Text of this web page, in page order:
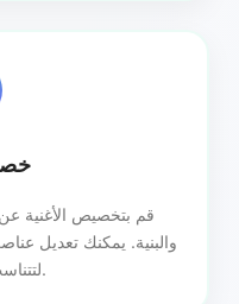
قم بتخصيص الأغنية
والبنية. يمكنك تعديل
لتتناسب مع تفضيلاتك.